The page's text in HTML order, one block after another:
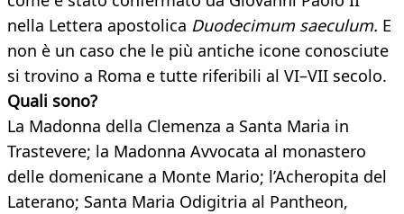
nella Lettera apostolica Duodecimum saeculum. E
non è un caso che le più antiche icone conosciute
si trovino a Roma e tutte riferibili al VI–VII secolo.
Quali sono?
La Madonna della Clemenza a Santa Maria in
Trastevere; la Madonna Avvocata al monastero
delle domenicane a Monte Mario; l’Acheropita del
Laterano; Santa Maria Odigitria al Pantheon,